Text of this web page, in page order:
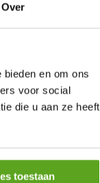
Over
en om ons
voor social
die u aan ze heeft
toestaan